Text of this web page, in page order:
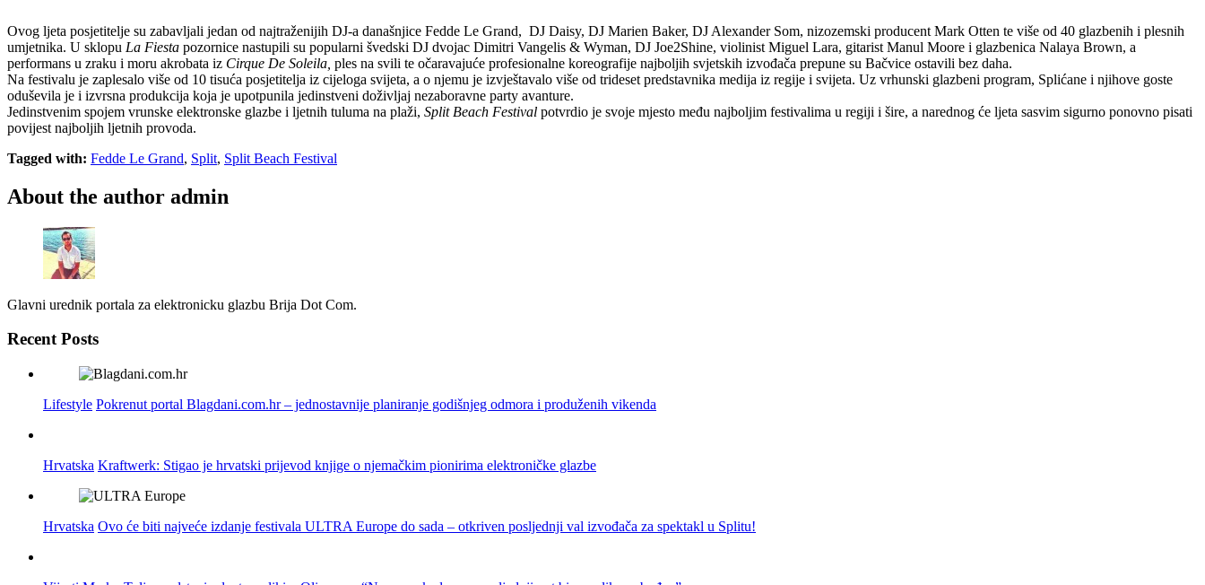
Ovog ljeta posjetitelje su zabavljali jedan od najtraženijih DJ-a današnjice Fedde Le Grand, DJ Daisy, DJ Marien Baker, DJ Alexander Som, nizozemski producent Mark Otten te više od 40 glazbenih i plesnih
umjetnika. U sklopu La Fiesta pozornice nastupili su popularni švedski DJ dvojac Dimitri Vangelis & Wyman, DJ Joe2Shine, violinist Miguel Lara, gitarist Manul Moore i glazbenica Nalaya Brown, a
performans u zraku i moru akrobata iz Cirque De Soleila, ples na svili te očaravajuće profesionalne koreografije najboljih svjetskih izvođača prepune su Bačvice ostavili bez daha.
Na festivalu je zaplesalo više od 10 tisuća posjetitelja iz cijeloga svijeta, a o njemu je izvještavalo više od trideset predstavnika medija iz regije i svijeta. Uz vrhunski glazbeni program, Splićane i njihove goste
oduševila je i izvrsna produkcija koja je upotpunila jedinstveni doživljaj nezaboravne party avanture.
Jedinstvenim spojem vrunske elektronske glazbe i ljetnih tuluma na plaži, Split Beach Festival potvrdio je svoje mjesto među najboljim festivalima u regiji i šire, a narednog će ljeta sasvim sigurno ponovno pisati
povijest najboljih ljetnih provoda.
Tagged with: Fedde Le Grand, Split, Split Beach Festival
About the author admin
Glavni urednik portala za elektronicku glazbu Brija Dot Com.
Recent Posts
Lifestyle Pokrenut portal Blagdani.com.hr – jednostavnije planiranje godišnjeg odmora i produženih vikenda
Hrvatska Kraftwerk: Stigao je hrvatski prijevod knjige o njemačkim pionirima elektroničke glazbe
Hrvatska Ovo će biti najveće izdanje festivala ULTRA Europe do sada – otkriven posljednji val izvođača za spektakl u Splitu!